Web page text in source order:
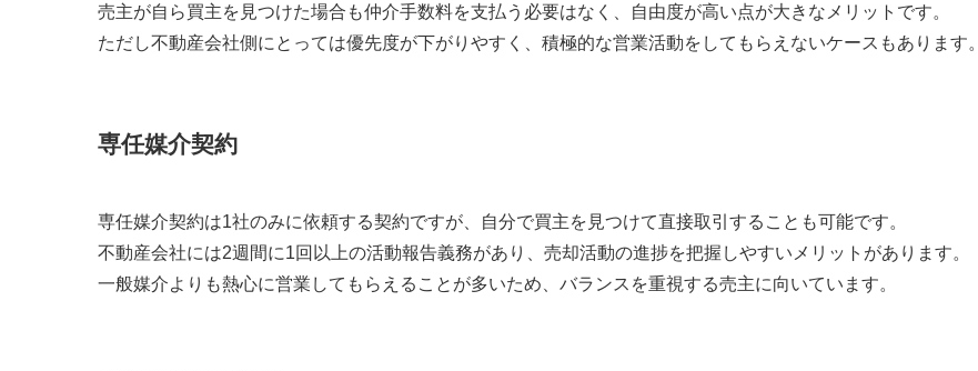
売主が自ら買主を見つけた場合も仲介手数料を支払う必要はなく、自由度が高い点が大きなメリットです。
ただし不動産会社側にとっては優先度が下がりやすく、積極的な営業活動をしてもらえないケースもあります。
専任媒介契約
専任媒介契約は1社のみに依頼する契約ですが、自分で買主を見つけて直接取引することも可能です。
不動産会社には2週間に1回以上の活動報告義務があり、売却活動の進捗を把握しやすいメリットがあります。
一般媒介よりも熱心に営業してもらえることが多いため、バランスを重視する売主に向いています。